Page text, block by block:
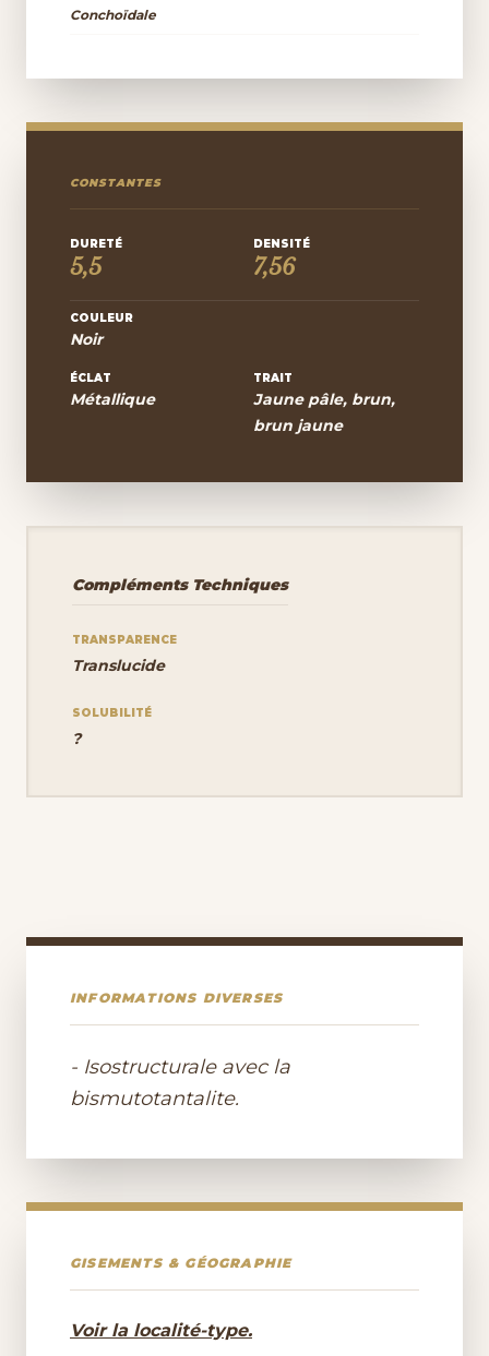
Conchoïdale
CONSTANTES
DURETÉ
5,5
DENSITÉ
7,56
COULEUR
Noir
ÉCLAT
Métallique
TRAIT
Jaune pâle, brun,
brun jaune
Compléments Techniques
TRANSPARENCE
Translucide
SOLUBILITÉ
?
INFORMATIONS DIVERSES
- Isostructurale avec la
bismutotantalite.
GISEMENTS & GÉOGRAPHIE
Voir la localité-type.